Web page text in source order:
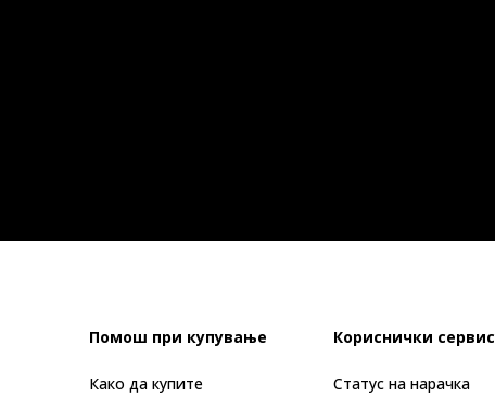
Помош при купување
Како да купите
Кориснички сервис
Статус на нарачка